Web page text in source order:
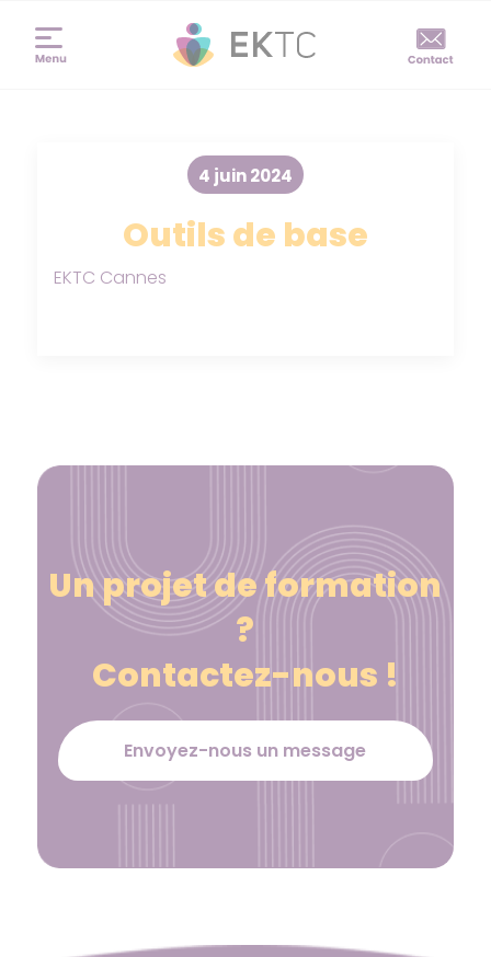
Outils de base
4 juin 2024
EKTC Cannes
Un projet de formation
?
Contactez-nous !
Envoyez-nous un message